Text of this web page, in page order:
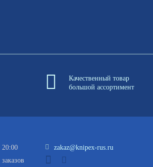
Качественный товар
большой ассортимент
20:00
zakaz@knipex-rus.ru